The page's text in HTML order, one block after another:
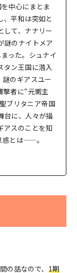
中心にまとま
、平和は突如と
して、ナナリー
謎のナイトメア
った。シュナイ
タン王国に潜入
謎のギアスユー
撃者に“元嚮主
ブリタニア帝国
台に、人々が描
アスのことを知
惑とは――。
の話なので、 1期